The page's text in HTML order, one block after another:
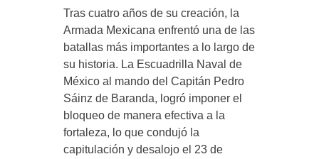
Tras cuatro años de su creación, la
Armada Mexicana enfrentó una de las
batallas más importantes a lo largo de
su historia. La Escuadrilla Naval de
México al mando del Capitán Pedro
Sáinz de Baranda, logró imponer el
bloqueo de manera efectiva a la
fortaleza, lo que condujó la
capitulación y desalojo el 23 de